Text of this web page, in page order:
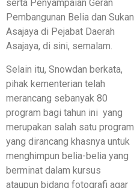
serta Penyampaian Geran
Pembangunan Belia dan Sukan
Asajaya di Pejabat Daerah
Asajaya, di sini, semalam.
Selain itu, Snowdan berkata,
pihak kementerian telah
merancang sebanyak 80
program bagi tahun ini yang
merupakan salah satu program
yang dirancang khasnya untuk
menghimpun belia-belia yang
berminat dalam kursus
ataupun bidang fotografi agar